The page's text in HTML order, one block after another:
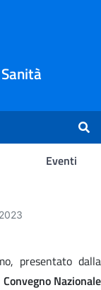
Eventi
presentato dalla
Convegno Nazionale